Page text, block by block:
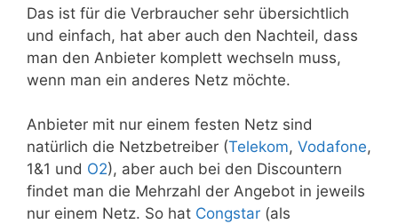
Das ist für die Verbraucher sehr übersichtlich
und einfach, hat aber auch den Nachteil, dass
man den Anbieter komplett wechseln muss,
wenn man ein anderes Netz möchte.
Anbieter mit nur einem festen Netz sind
natürlich die Netzbetreiber (Telekom, Vodafone,
1&1 und O2), aber auch bei den Discountern
findet man die Mehrzahl der Angebot in jeweils
nur einem Netz. So hat Congstar (als